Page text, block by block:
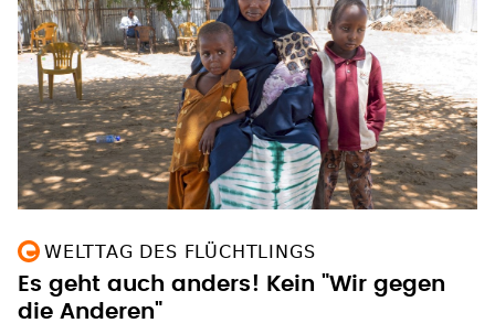
WELTTAG DES FLÜCHTLINGS
Es geht auch anders! Kein "Wir gegen
die Anderen"